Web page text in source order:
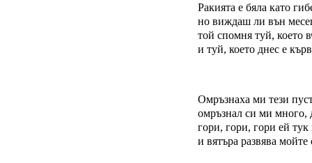
Ракията е бяла като
но виждаш ли вън
той спомня туй, което
и туй, което днес е
Омръзнаха ми тези
омръзнал си ми много,
гори, гори, гори ей
и вятъра развява